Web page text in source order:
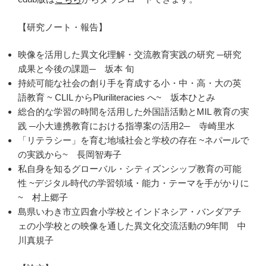
【研究ノート・報告】
映像を活用した異文化理解・交流教育実践の研究 ─研究
成果と今後の課題─ 坂本 旬
持続可能な社会の創り手を育成する小・中・高・大の英
語教育 ~ CLIL からPluriliteracies へ~ 坂本ひとみ
総合的な学習の時間を活用した外国語活動とMIL 教育の実
践 ─小大連携教育における指導案の活用2─ 寺崎里水
「リテラシー」を育む地域社会と学校の存在 ~ネパールで
の実践から~ 長岡智寿子
私自身を知るグローバル・シティズンシップ教育の可能
性 ~デジタル時代の学習領域・能力・テーマを手がかりに
~ 村上郷子
島県いわき市立四倉小学校とインドネシア・バンダアチ
ェの小学校との映像を通した異文化交流活動の9年間 中
川真規子